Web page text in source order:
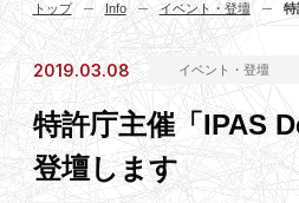
トップ Info イベント・登壇
2019.03.08 イベント・登壇
特許庁主催「IPAS
登壇します